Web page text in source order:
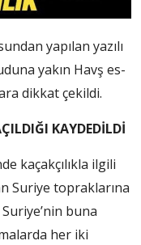
yapılan yazılı
yakın Havş es-
dikkat çekildi.
KAYDEDİLDİ
kaçakçılıkla ilgili
Suriye topraklarına
Suriye’nin buna
her iki